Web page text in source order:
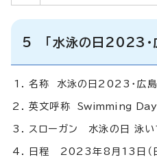
5 「水泳の日2023・
名称 水泳の日2023・広島
英文呼称 Swimming Day
スローガン 水泳の日 泳い
日程 2023年8月13日（